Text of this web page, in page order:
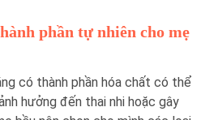
phần tự nhiên cho mẹ
có thành phần hóa chất có thể
hưởng đến thai nhi hoặc gây